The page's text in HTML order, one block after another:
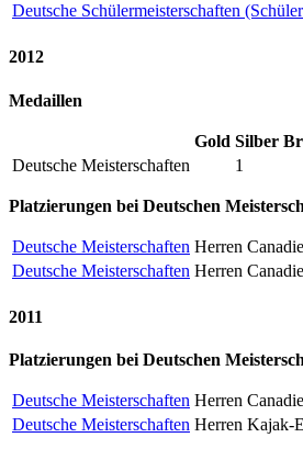
Deutsche Schülermeisterschaften
2012
Medaillen
Gold Silber
Deutsche Meisterschaften
1
Platzierungen bei Deutschen
Deutsche Meisterschaften Herren
Deutsche Meisterschaften Herren
2011
Platzierungen bei Deutschen
Deutsche Meisterschaften Herren
Deutsche Meisterschaften Herren Kajak-